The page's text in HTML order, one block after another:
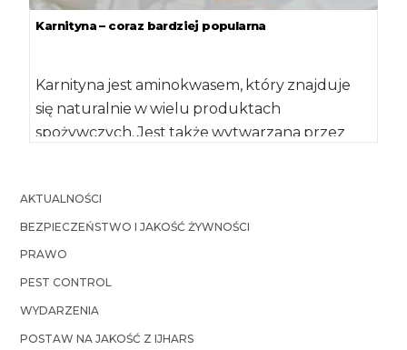
Karnityna – coraz bardziej popularna
Karnityna jest aminokwasem, który znajduje
się naturalnie w wielu produktach
spożywczych. Jest także wytwarzana przez
AKTUALNOŚCI
BEZPIECZEŃSTWO I JAKOŚĆ ŻYWNOŚCI
PRAWO
PEST CONTROL
WYDARZENIA
POSTAW NA JAKOŚĆ Z IJHARS